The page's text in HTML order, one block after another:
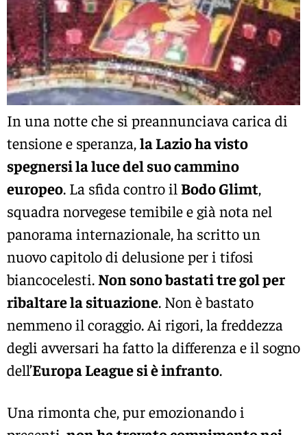
In una notte che si preannunciava carica di
tensione e speranza,la Lazio ha visto
spegnersi la luce del suo cammino
europeo. La sfida contro il Bodo Glimt,
squadra norvegese temibile e già nota nel
panorama internazionale, ha scritto un
nuovo capitolo di delusione per i tifosi
biancocelesti. Non sono bastati tre gol per
ribaltare la situazione. Non è bastato
nemmeno il coraggio. Ai rigori, la freddezza
degli avversari ha fatto la differenza e il sogno
dell’Europa League si è infranto.
Una rimonta che, pur emozionando i